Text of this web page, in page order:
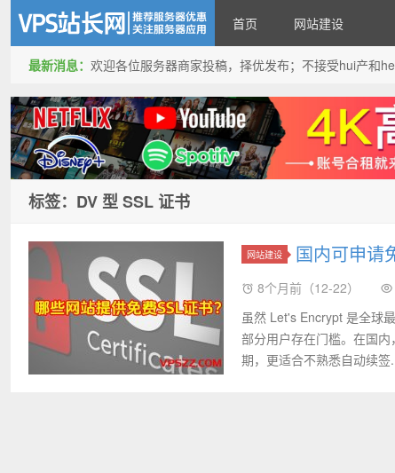
VPS站长网
首页 网站建设
最新消息： 欢迎各位服务器商家投稿，择优发布；不接受hui产和
标签：DV 型 SSL 证书
网站建设 国内可申请
8个月前（12-22）
虽然 Let's Encrypt 是全球
部分用户存在门槛。在国
期，更适合不熟悉自动续签